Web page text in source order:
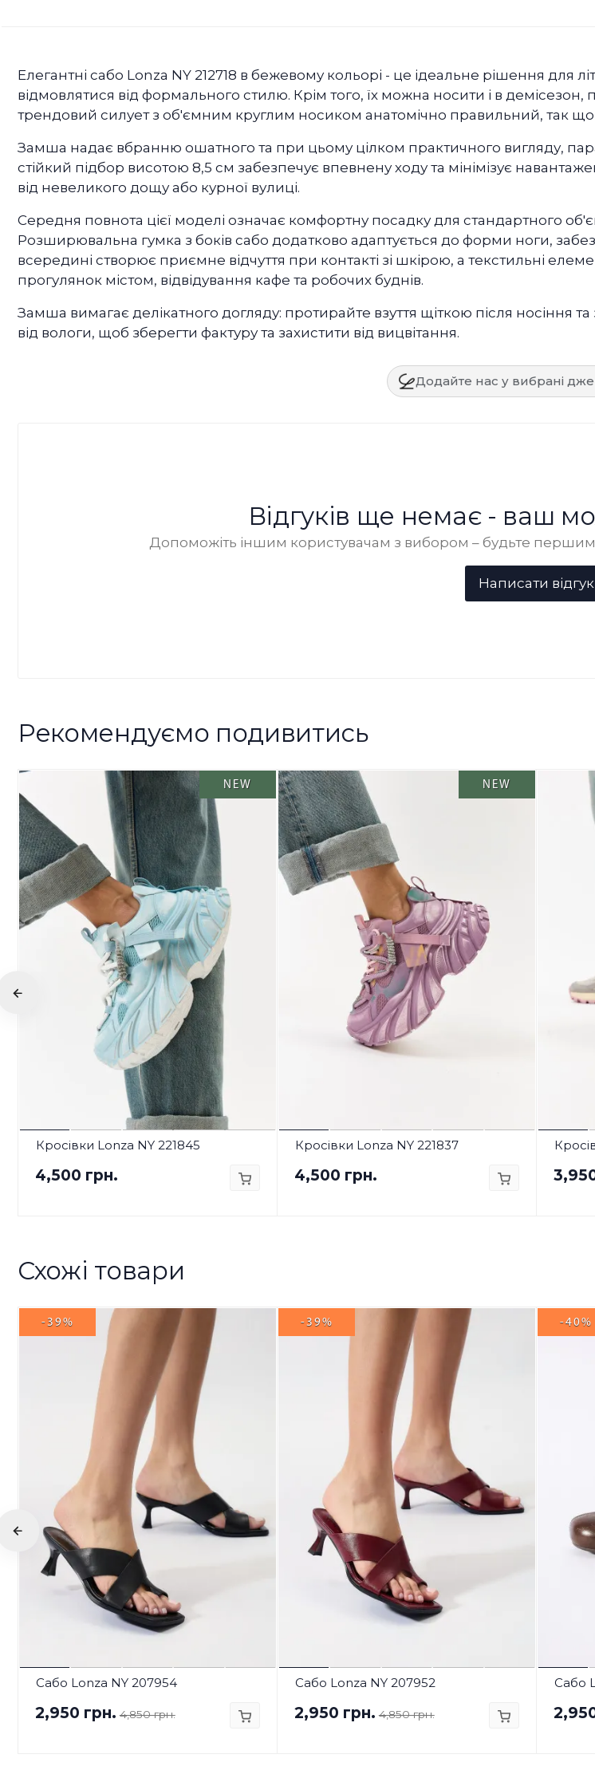
Елегантні сабо Lonza NY 212718 в бежевому кольорі - це ідеальне рішення для
відмовлятися від формального стилю. Крім того, їх можна носити і в
трендовий силует з об'ємним круглим носиком анатомічно правильний, так
Замша надає вбранню ошатного та при цьому цілком практичного вигляду,
стійкий підбор висотою 8,5 см забезпечує впевнену ходу та мінімізує
від невеликого дощу або курної вулиці.
Середня повнота цієї моделі означає комфортну посадку для стандартного
Розширювальна гумка з боків сабо додатково адаптується до форми ноги,
всередині створює приємне відчуття при контакті зі шкірою, а текстильні
прогулянок містом, відвідування кафе та робочих буднів.
Замша вимагає делікатного догляду: протирайте взуття щіткою після носіння
від вологи, щоб зберегти фактуру та захистити від вицвітання.
Додайте нас у вибрані
Відгуків ще немає - ваш
Допоможіть іншим користувачам з вибором – будьте
Рекомендуємо подивитись
NEW
Кросівки Lonza NY 221845
4,500 грн.
NEW
Кросівки Lonza NY 221837
4,500 грн.
Схожі товари
-39%
Сабо Lonza NY 207954
2,950 грн. 4,850 грн.
-39%
Сабо Lonza NY 207952
2,950 грн. 4,850 грн.
-40%
Сабо